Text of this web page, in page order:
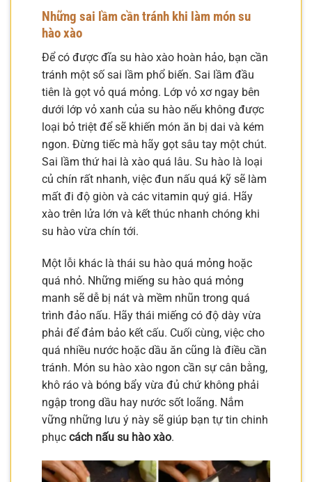
Những sai lầm cần tránh khi làm món su
hào xào
Để có được đĩa su hào xào hoàn hảo, bạn cần
tránh một số sai lầm phổ biến. Sai lầm đầu
tiên là gọt vỏ quá mỏng. Lớp vỏ xơ ngay bên
dưới lớp vỏ xanh của su hào nếu không được
loại bỏ triệt để sẽ khiến món ăn bị dai và kém
ngon. Đừng tiếc mà hãy gọt sâu tay một chút.
Sai lầm thứ hai là xào quá lâu. Su hào là loại
củ chín rất nhanh, việc đun nấu quá kỹ sẽ làm
mất đi độ giòn và các vitamin quý giá. Hãy
xào trên lửa lớn và kết thúc nhanh chóng khi
su hào vừa chín tới.
Một lỗi khác là thái su hào quá mỏng hoặc
quá nhỏ. Những miếng su hào quá mỏng
manh sẽ dễ bị nát và mềm nhũn trong quá
trình đảo nấu. Hãy thái miếng có độ dày vừa
phải để đảm bảo kết cấu. Cuối cùng, việc cho
quá nhiều nước hoặc dầu ăn cũng là điều cần
tránh. Món su hào xào ngon cần sự cân bằng,
khô ráo và bóng bẩy vừa đủ chứ không phải
ngập trong dầu hay nước sốt loãng. Nắm
vững những lưu ý này sẽ giúp bạn tự tin chinh
phục cách nấu su hào xào.